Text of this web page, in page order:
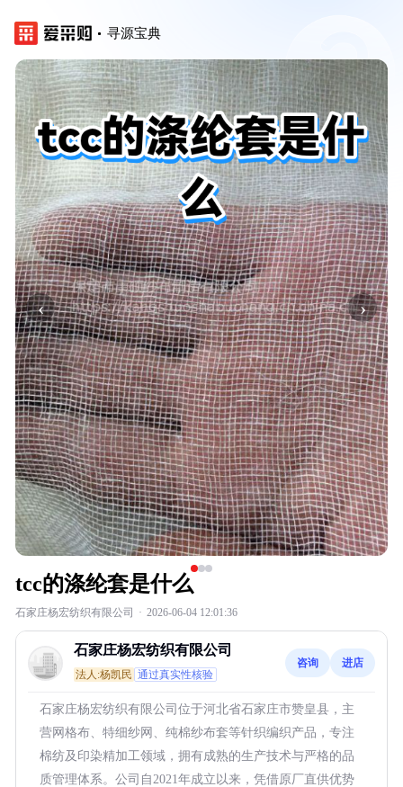
寻源宝典
‹ ›
tcc的涤纶套是什么
石家庄杨宏纺织有限公司 · 2026-06-04 12:01:36
石家庄杨宏纺织有限公司
法人:杨凯民 通过真实性核验
咨询 进店
石家庄杨宏纺织有限公司位于河北省石家庄市赞皇县，主
营网格布、特细纱网、纯棉纱布套等针织编织产品，专注
棉纺及印染精加工领域，拥有成熟的生产技术与严格的品
质管理体系。公司自2021年成立以来，凭借原厂直供优势